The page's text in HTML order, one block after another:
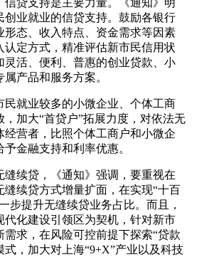
创业就业的信贷支持。鼓励各银行
形态、收入特点、资金需求等因素
认定方式，精准评估新市民信用状
灵活、便利、普惠的创业贷款、小
产品和服务方案。
民就业较多的小微企业、个体工商
，加大“首贷户”拓展力度，对依法无
经营者，比照个体工商户和小微企
金融支持和利率优惠。
缝续贷，《通知》强调，要重视在
缝续贷方式增量扩面，在实现“十百
步提升无缝续贷业务占比。而且，
代化建设引领区为契机，针对新市
需求，在风险可控前提下探索“贷款
式，加大对上海“9+X”产业以及科技